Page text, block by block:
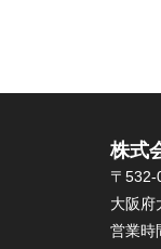
株式
〒532-
大阪府
営業時